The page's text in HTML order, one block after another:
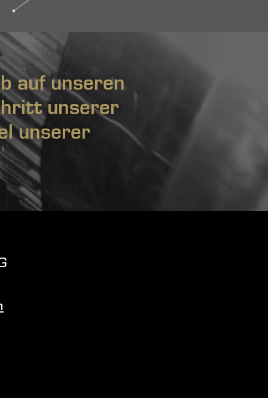
auf unseren
unserer
unserer